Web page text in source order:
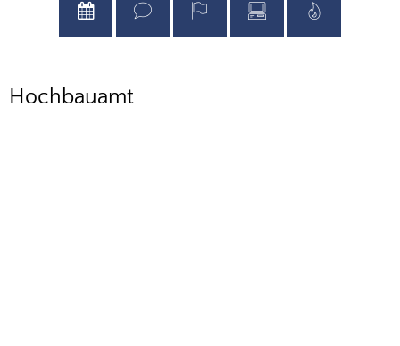
Hochbauamt
Hochbauamt